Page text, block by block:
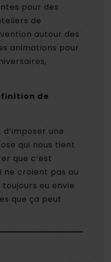
pour des
de
autour des
animations pour
de
d’imposer une
qui nous tient
que c’est
ne croient pas au
eu envie
que ça peut